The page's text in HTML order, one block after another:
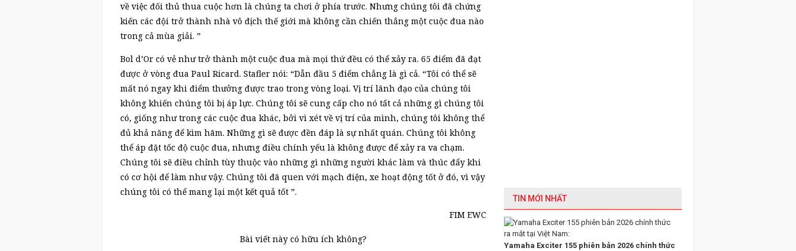
về việc đối thủ thua cuộc hơn là chúng ta chơi ở phía trước. Nhưng chúng tôi đã chứng
kiến ​​các đội trở thành nhà vô địch thế giới mà không cần chiến thắng một cuộc đua nào
trong cả mùa giải. ”
Bol d’Or có vẻ như trở thành một cuộc đua mà mọi thứ đều có thể xảy ra. 65 điểm đã đạt
được ở vòng đua Paul Ricard. Stafler nói: “Dẫn đầu 5 điểm chẳng là gì cả. “Tôi có thể sẽ
mất nó ngay khi điểm thưởng được trao trong vòng loại. Vị trí lãnh đạo của chúng tôi
không khiến chúng tôi bị áp lực. Chúng tôi sẽ cung cấp cho nó tất cả những gì chúng tôi
có, giống như trong các cuộc đua khác, bởi vì xét về vị trí của mình, chúng tôi không thể
đủ khả năng để kìm hãm. Những gì sẽ được đền đáp là sự nhất quán. Chúng tôi không
thể áp đặt tốc độ cuộc đua, nhưng điều chính yếu là không được để xảy ra va chạm.
Chúng tôi sẽ điều chỉnh tùy thuộc vào những gì những người khác làm và thúc đẩy khi
có cơ hội để làm như vậy. Chúng tôi đã quen với mạch điện, xe hoạt động tốt ở đó, vì vậy
chúng tôi có thể mang lại một kết quả tốt ”.
FIM EWC
Bài viết này có hữu ích không?
TIN MỚI NHẤT
Yamaha Exciter 155 phiên bản 2026 chính thức